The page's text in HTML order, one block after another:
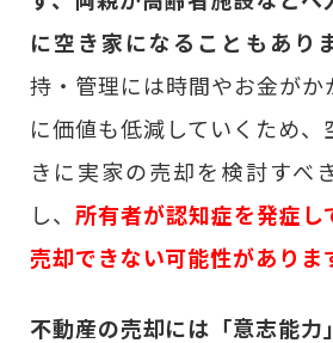
に空き家になることもありま
持・管理には時間やお金がか
に価値も低減していくため、
きに実家の売却を検討すべ
し、 所有者が認知症を発症
売却できない可能性がありま
不動産の売却には「意志能力